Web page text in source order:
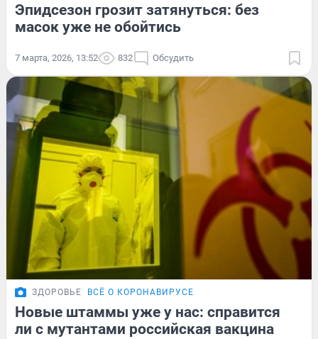
Эпидсезон грозит затянуться: без
масок уже не обойтись
7 марта, 2026, 13:52 832 Обсудить
ЗДОРОВЬЕ ВСЁ О КОРОНАВИРУСЕ
Новые штаммы уже у нас: справится
ли с мутантами российская вакцина